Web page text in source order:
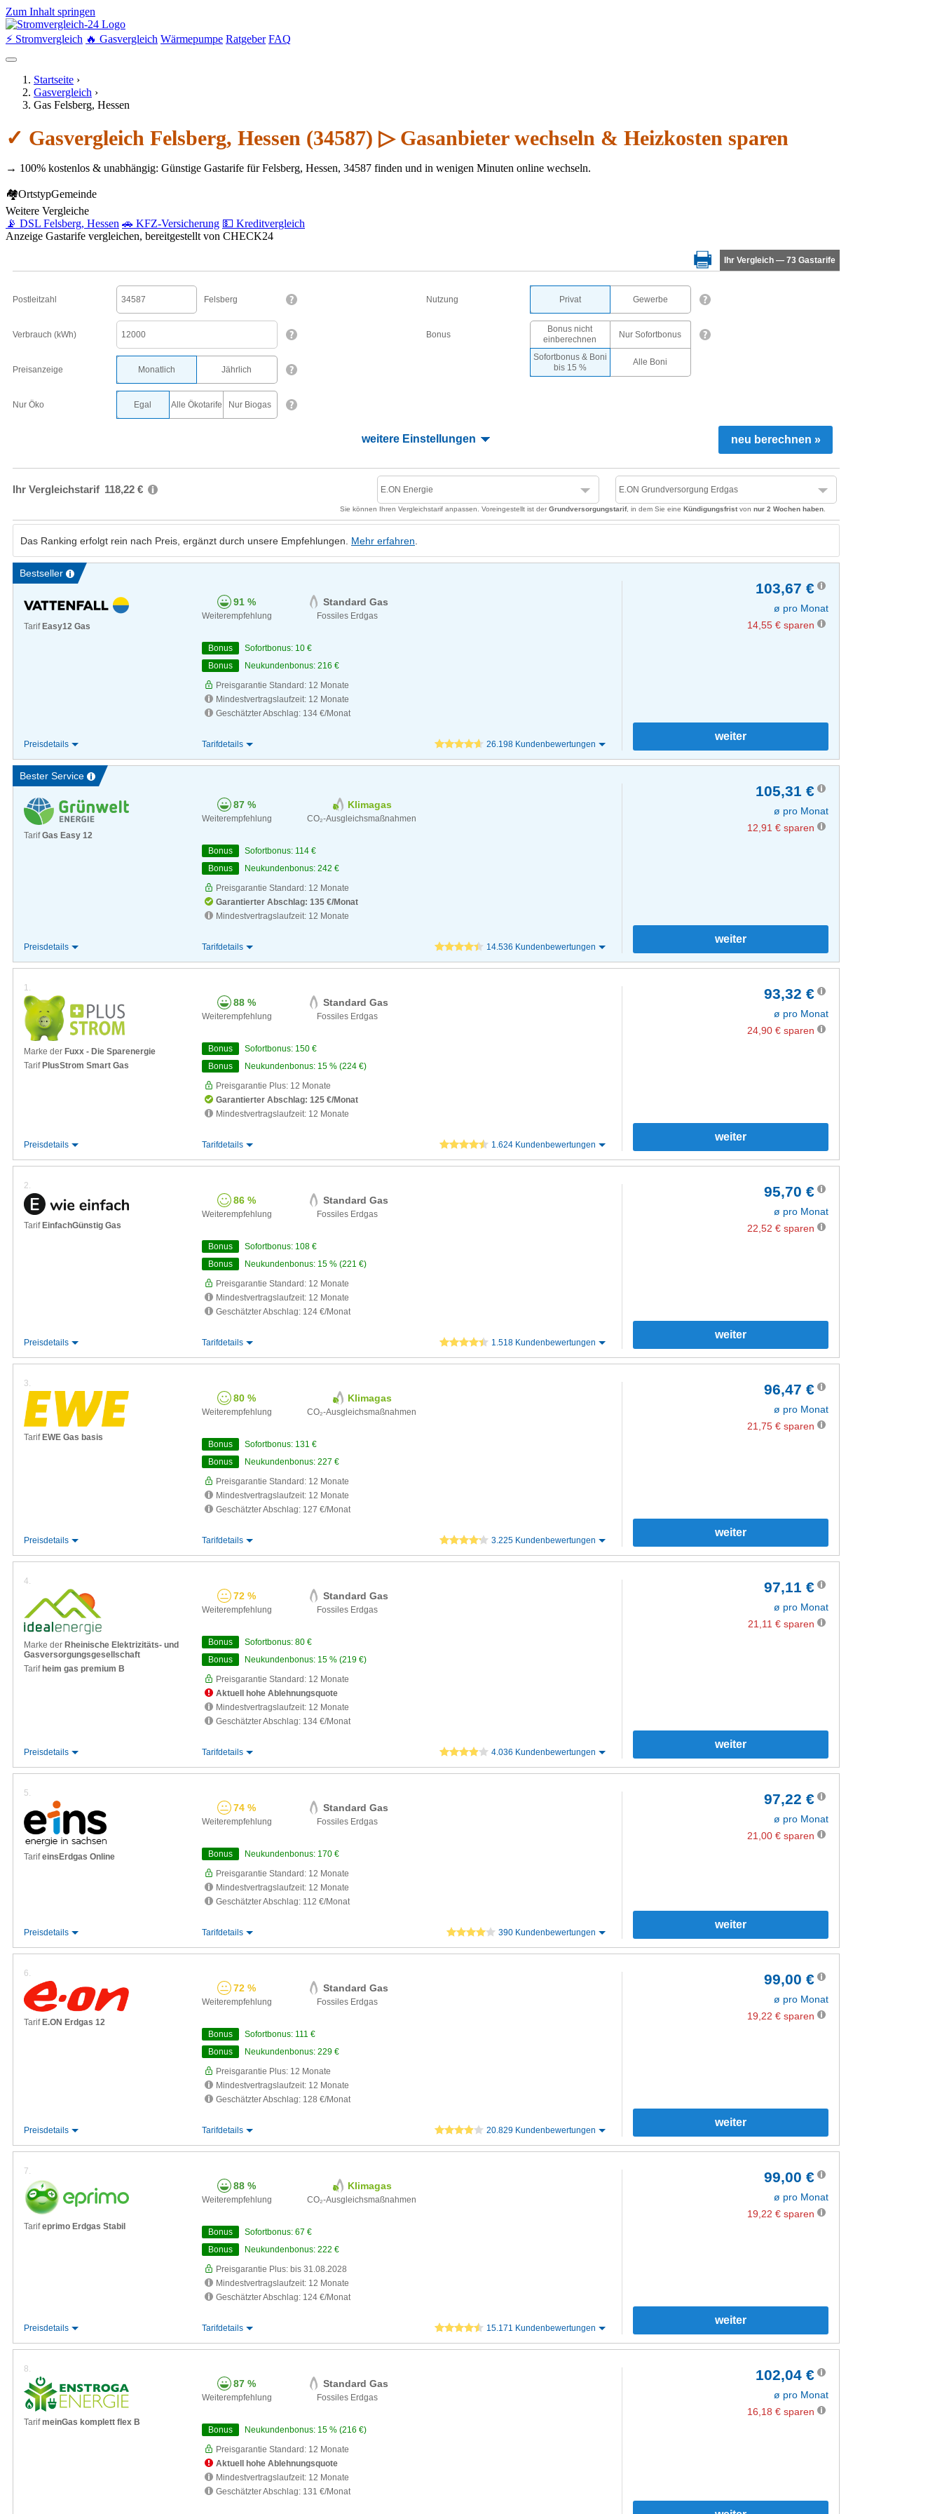
Zum Inhalt springen
⚡ Stromvergleich 🔥 Gasvergleich Wärmepumpe Ratgeber FAQ
Startseite ›
Gasvergleich ›
Gas Felsberg, Hessen
✓ Gasvergleich Felsberg, Hessen (34587) ▷ Gasanbieter wechseln & Heizkosten sparen
→ 100% kostenlos & unabhängig: Günstige Gastarife für Felsberg, Hessen, 34587 finden und in wenigen Minuten online wechseln.
🏘OrtstypGemeinde
Weitere Vergleiche
📡 DSL Felsberg, Hessen 🚗 KFZ-Versicherung 💵 Kreditvergleich
Anzeige Gastarife vergleichen, bereitgestellt von CHECK24